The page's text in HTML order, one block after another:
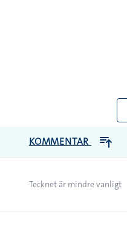
KOMMENTAR
Tecknet är mindre vanligt